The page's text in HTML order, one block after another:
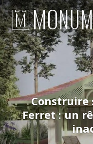
Construire
Ferret : un